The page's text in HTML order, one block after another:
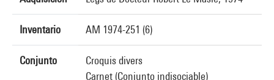
Inventario AM 1974-251 (6)
Conjunto
Croquis divers
Carnet (Conjunto indisociable)